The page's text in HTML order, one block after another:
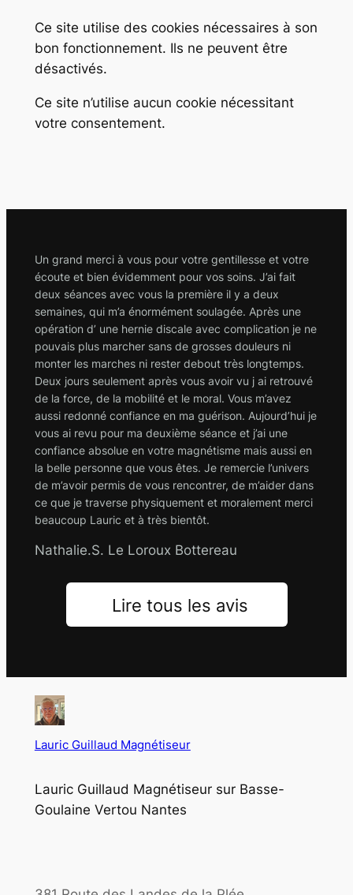
Ce site utilise des cookies nécessaires à son
bon fonctionnement. Ils ne peuvent être
désactivés.
Ce site n’utilise aucun cookie nécessitant
votre consentement.
Un grand merci à vous pour votre gentillesse et votre
écoute et bien évidemment pour vos soins. J’ai fait
deux séances avec vous la première il y a deux
semaines, qui m’a énormément soulagée. Après une
opération d’ une hernie discale avec complication je ne
pouvais plus marcher sans de grosses douleurs ni
monter les marches ni rester debout très longtemps.
Deux jours seulement après vous avoir vu j ai retrouvé
de la force, de la mobilité et le moral. Vous m’avez
aussi redonné confiance en ma guérison. Aujourd’hui je
vous ai revu pour ma deuxième séance et j’ai une
confiance absolue en votre magnétisme mais aussi en
la belle personne que vous êtes. Je remercie l’univers
de m’avoir permis de vous rencontrer, de m’aider dans
ce que je traverse physiquement et moralement merci
beaucoup Lauric et à très bientôt.
Nathalie.S. Le Loroux Bottereau
Lire tous les avis
Lauric Guillaud Magnétiseur
Lauric Guillaud Magnétiseur sur Basse-
Goulaine Vertou Nantes